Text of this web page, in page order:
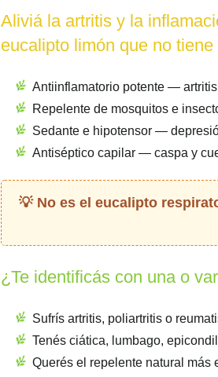
Aliviá la artritis y la
eucalipto limón que no
Antiinflamatorio potente —
Repelente de mosquitos e
Sedante e hipotensor —
Antiséptico capilar — caspa y
No es el eucalipto
¿Te identificás con una o
Sufrís artritis, poliartritis o
Tenés ciática, lumbago,
Querés el repelente natural más